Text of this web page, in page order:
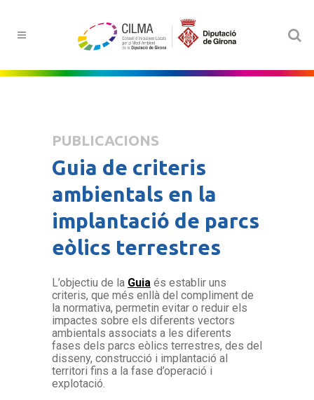
PUBLICACIONS
Guia de criteris
ambientals en la
implantació de parcs
eòlics terrestres
L’objectiu de la Guia és establir uns
criteris, que més enllà del compliment de
la normativa, permetin evitar o reduir els
impactes sobre els diferents vectors
ambientals associats a les diferents
fases dels parcs eòlics terrestres, des del
disseny, construcció i implantació al
territori fins a la fase d’operació i
explotació.